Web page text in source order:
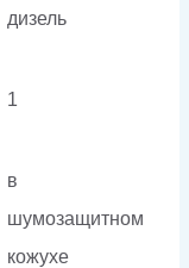
дизель
1
в
шумозащитном
кожухе